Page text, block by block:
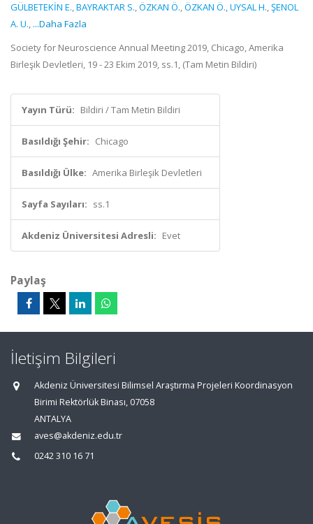
GÜLBETEKİN E.,BAYRAKTAR S.,ÖZKAN Ö.,ÖZKAN Ö.,UYSAL H.,ŞENOL
A. U., ...Daha Fazla
Society for Neuroscience Annual Meeting 2019, Chicago, Amerika
Birleşik Devletleri, 19 - 23 Ekim 2019, ss.1, (Tam Metin Bildiri)
Yayın Türü: Bildiri / Tam Metin Bildiri
Basıldığı Şehir: Chicago
Basıldığı Ülke: Amerika Birleşik Devletleri
Sayfa Sayıları: ss.1
Akdeniz Üniversitesi Adresli: Evet
Paylaş
İletişim Bilgileri
Akdeniz Üniversitesi Bilimsel Araştırma Projeleri Koordinasyon
Birimi Rektörlük Binası, 07058
ANTALYA
aves@akdeniz.edu.tr
0242 310 16 71